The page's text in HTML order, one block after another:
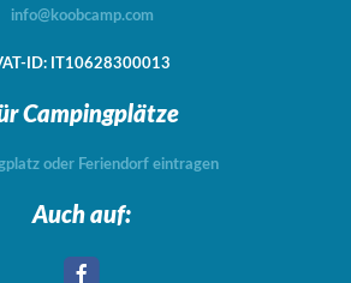
info@koobcamp.com
ID: IT10628300013
Campingplätze
oder Feriendorf eintragen
Auch auf: